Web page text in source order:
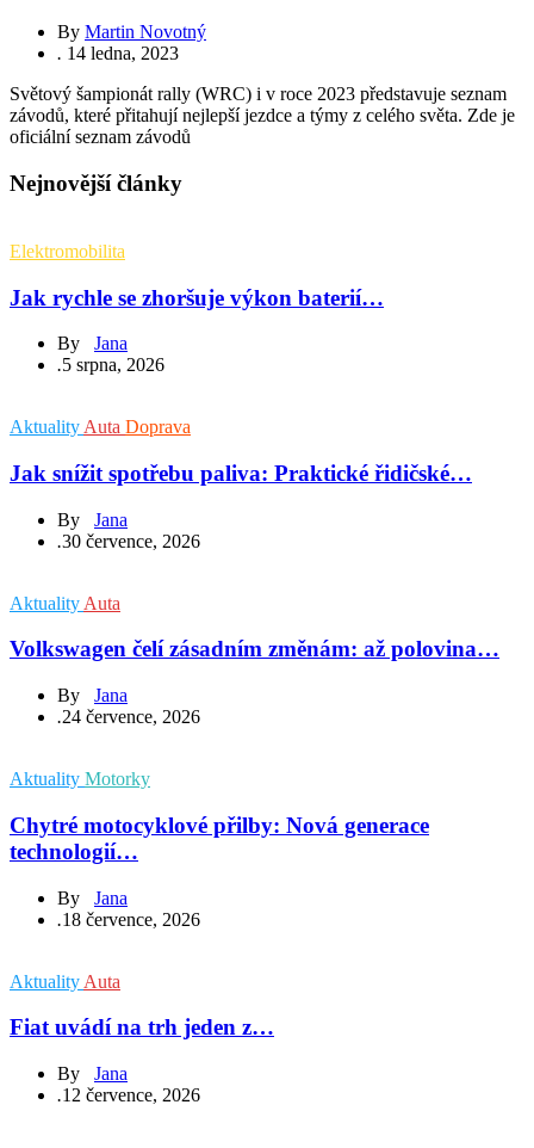
By Martin Novotný
. 14 ledna, 2023
Světový šampionát rally (WRC) i v roce 2023 představuje seznam
závodů, které přitahují nejlepší jezdce a týmy z celého světa. Zde je
oficiální seznam závodů
Nejnovější články
Elektromobilita
Jak rychle se zhoršuje výkon baterií…
By Jana
.5 srpna, 2026
Aktuality Auta Doprava
Jak snížit spotřebu paliva: Praktické řidičské…
By Jana
.30 července, 2026
Aktuality Auta
Volkswagen čelí zásadním změnám: až polovina…
By Jana
.24 července, 2026
Aktuality Motorky
Chytré motocyklové přilby: Nová generace
technologií…
By Jana
.18 července, 2026
Aktuality Auta
Fiat uvádí na trh jeden z…
By Jana
.12 července, 2026